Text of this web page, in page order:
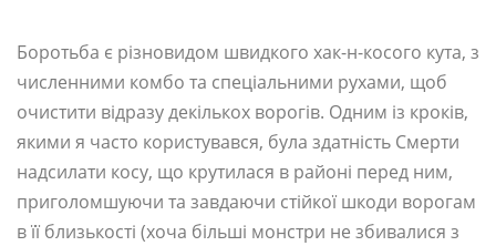
Боротьба є різновидом швидкого хак-н-косого кута, з
численними комбо та спеціальними рухами, щоб
очистити відразу декількох ворогів. Одним із кроків,
якими я часто користувався, була здатність Смерти
надсилати косу, що крутилася в районі перед ним,
приголомшуючи та завдаючи стійкої шкоди ворогам
в її близькості (хоча більші монстри не збивалися з